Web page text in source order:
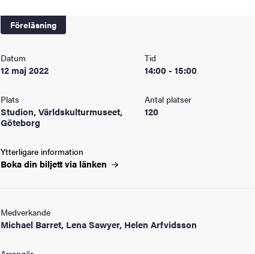
Föreläsning
Datum
12 maj 2022
Tid
14:00 - 15:00
Plats
Studion, Världskulturmuseet,
Göteborg
Antal platser
120
Ytterligare information
Boka din biljett via länken
Medverkande
Michael Barret, Lena Sawyer, Helen Arfvidsson